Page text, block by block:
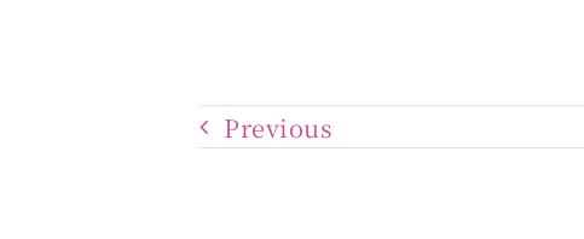
Previous